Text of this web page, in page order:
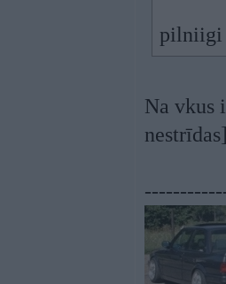
pilniigi
Na vkus